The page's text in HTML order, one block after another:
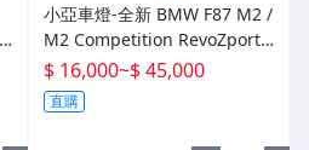
小亞車燈-全新 BMW F87 M2 /
M2 Competition RevoZport
Street 乾式碳纖維 套件 前下
巴 側裙 後下巴
$ 16,000~$ 45,000
直購